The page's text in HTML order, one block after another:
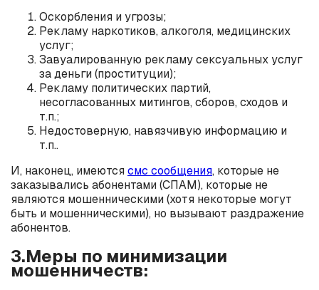
Оскорбления и угрозы;
Рекламу наркотиков, алкоголя, медицинских
услуг;
Завуалированную рекламу сексуальных услуг
за деньги (проституции);
Рекламу политических партий,
несогласованных митингов, сборов, сходов и
т.п.;
Недостоверную, навязчивую информацию и
т.п..
И, наконец, имеютсясмс сообщения, которые не
заказывались абонентами (СПАМ), которые не
являются мошенническими (хотя некоторые могут
быть и мошенническими), но вызывают раздражение
абонентов.
3.Меры по минимизации
мошенничеств: